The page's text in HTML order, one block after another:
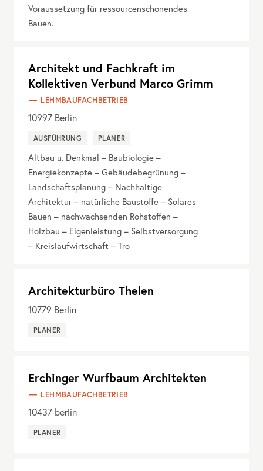
Voraussetzung für ressourcenschonendes
Bauen.
Architekt und Fachkraft im
Kollektiven Verbund Marco Grimm
LEHMBAUFACHBETRIEB
10997 Berlin
AUSFÜHRUNG PLANER
Altbau u. Denkmal – Baubiologie –
Energiekonzepte – Gebäudebegrünung –
Landschaftsplanung – Nachhaltige
Architektur – natürliche Baustoffe – Solares
Bauen – nachwachsenden Rohstoffen –
Holzbau – Eigenleistung – Selbstversorgung
– Kreislaufwirtschaft – Tro
Architekturbüro Thelen
10779 Berlin
PLANER
Erchinger Wurfbaum Architekten
LEHMBAUFACHBETRIEB
10437 berlin
PLANER